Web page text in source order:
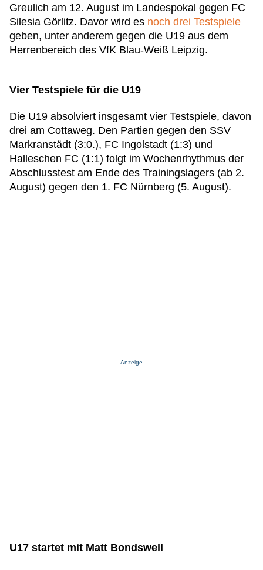
Greulich am 12. August im Landespokal gegen FC
Silesia Görlitz. Davor wird es noch drei Testspiele
geben, unter anderem gegen die U19 aus dem
Herrenbereich des VfK Blau-Weiß Leipzig.
Vier Testspiele für die U19
Die U19 absolviert insgesamt vier Testspiele, davon
drei am Cottaweg. Den Partien gegen den SSV
Markranstädt (3:0.), FC Ingolstadt (1:3) und
Halleschen FC (1:1) folgt im Wochenrhythmus der
Abschlusstest am Ende des Trainingslagers (ab 2.
August) gegen den 1. FC Nürnberg (5. August).
Anzeige
U17 startet mit Matt Bondswell